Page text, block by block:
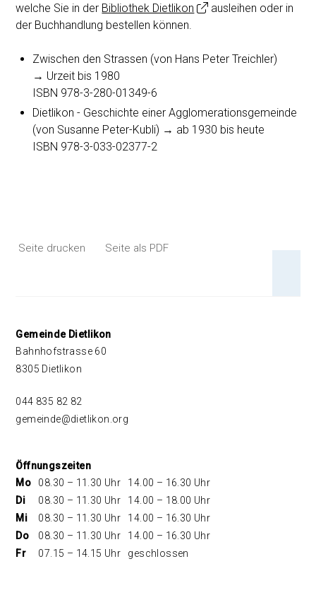
welche Sie in der Bibliothek Dietlikon
ausleihen oder in
der Buchhandlung bestellen können.
Zwischen den Strassen (von Hans Peter Treichler)
→ Urzeit bis 1980
ISBN 978-3-280-01349-6
Dietlikon - Geschichte einer Agglomerationsgemeinde
(von Susanne Peter-Kubli) → ab 1930 bis heute
ISBN 978-3-033-02377-2
Seite drucken Seite als PDF
Footer
Gemeinde Dietlikon
Bahnhofstrasse 60
8305 Dietlikon
044 835 82 82
gemeinde@dietlikon.org
Öffnungszeiten
Mo
08.30 – 11.30 Uhr
14.00 – 16.30 Uhr
Di
08.30 – 11.30 Uhr
14.00 – 18.00 Uhr
Mi
08.30 – 11.30 Uhr
14.00 – 16.30 Uhr
Do
08.30 – 11.30 Uhr
14.00 – 16.30 Uhr
Fr
07.15 – 14.15 Uhr geschlossen